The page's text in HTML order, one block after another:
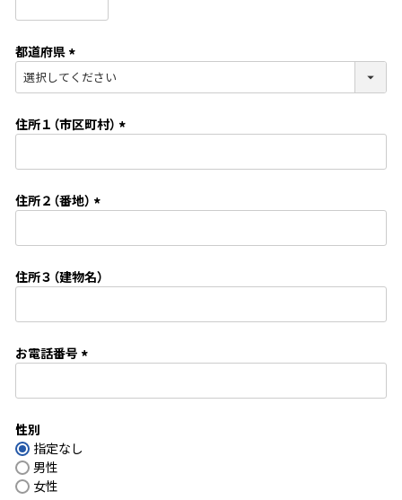
必
)
都道府県
(
必
)
住所１（市区町村）
必
住所２（番地）
必
)
住所３（建物名）
お電話番号
必
性別
指定なし
男性
女性